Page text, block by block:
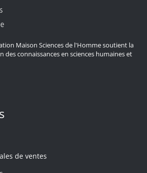
Maison Sciences de l'Homme soutient la
des connaissances en sciences humaines et
de ventes